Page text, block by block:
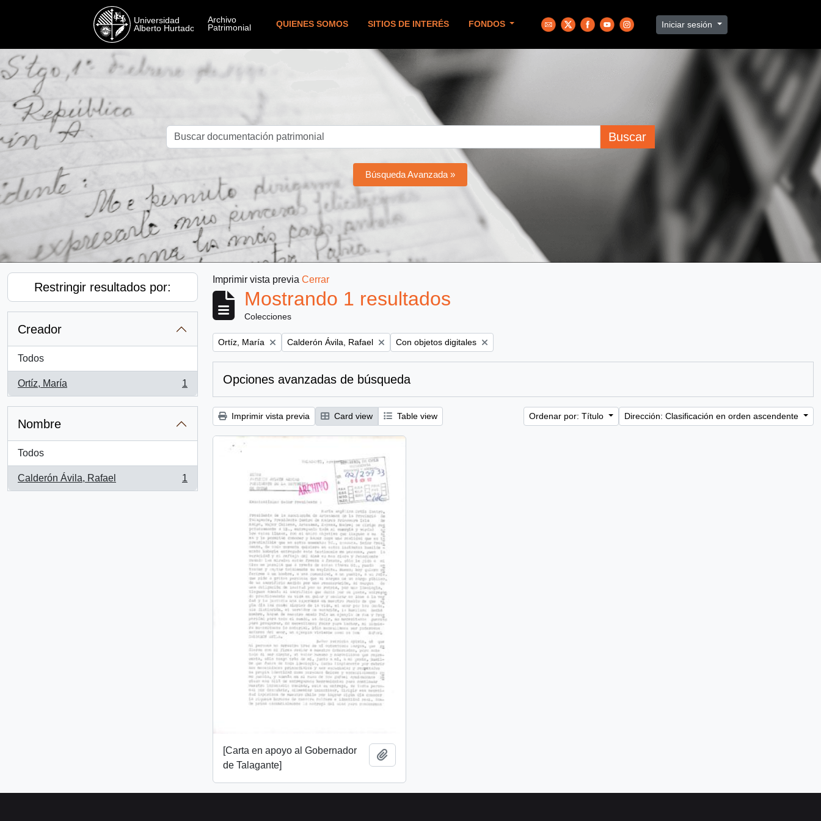
QUIENES SOMOS SITIOS DE INTERÉS FONDOS Iniciar sesión
Buscar
Búsqueda Avanzada »
Restringir resultados por:
Creador
Todos
Ortíz, María
, 1 resultados
1
Nombre
Todos
Calderón Ávila, Rafael
, 1 resultados
1
Imprimir vista previa Cerrar
Mostrando 1 resultados
Colecciones
Remove filter:
Ortíz, María Remove filter:
Calderón Ávila, Rafael Remove filter:
Con objetos digitales
Opciones avanzadas de búsqueda
Imprimir vista previa Card view Table view Ordenar por: Título Dirección: Clasificación en orden ascendente
[Carta en apoyo al Gobernador
de Talagante]